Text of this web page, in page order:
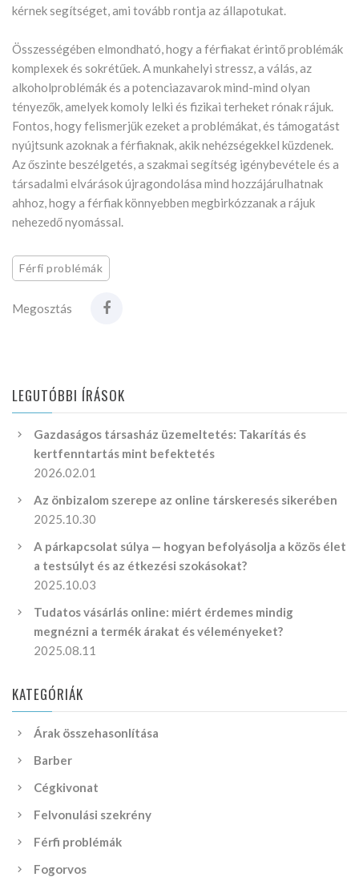
kérnek segítséget, ami tovább rontja az állapotukat.
Összességében elmondható, hogy a férfiakat érintő problémák
komplexek és sokrétűek. A munkahelyi stressz, a válás, az
alkoholproblémák és a potenciazavarok mind-mind olyan
tényezők, amelyek komoly lelki és fizikai terheket rónak rájuk.
Fontos, hogy felismerjük ezeket a problémákat, és támogatást
nyújtsunk azoknak a férfiaknak, akik nehézségekkel küzdenek.
Az őszinte beszélgetés, a szakmai segítség igénybevétele és a
társadalmi elvárások újragondolása mind hozzájárulhatnak
ahhoz, hogy a férfiak könnyebben megbirkózzanak a rájuk
nehezedő nyomással.
Férfi problémák
Megosztás
LEGUTÓBBI ÍRÁSOK
Gazdaságos társasház üzemeltetés: Takarítás és
kertfenntartás mint befektetés
2026.02.01
Az önbizalom szerepe az online társkeresés sikerében
2025.10.30
A párkapcsolat súlya — hogyan befolyásolja a közös élet
a testsúlyt és az étkezési szokásokat?
2025.10.03
Tudatos vásárlás online: miért érdemes mindig
megnézni a termék árakat és véleményeket?
2025.08.11
KATEGÓRIÁK
Árak összehasonlítása
Barber
Cégkivonat
Felvonulási szekrény
Férfi problémák
Fogorvos